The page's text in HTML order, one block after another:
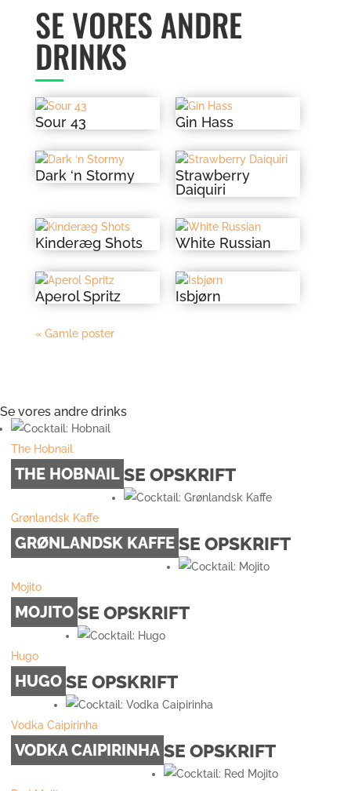
SE VORES ANDRE
DRINKS
Sour 43 Gin Hass
Dark ‘n Stormy
Strawberry
Daiquiri
Kinderæg Shots White Russian
Aperol Spritz Isbjørn
« Gamle poster
Se vores andre drinks
The Hobnail
THE HOBNAIL SE OPSKRIFT
Grønlandsk Kaffe
GRØNLANDSK KAFFE SE OPSKRIFT
Mojito
MOJITO SE OPSKRIFT
Hugo
HUGO SE OPSKRIFT
Vodka Caipirinha
VODKA CAIPIRINHA SE OPSKRIFT